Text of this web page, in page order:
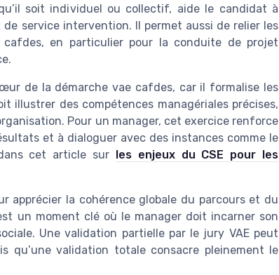
soit individuel ou collectif, aide le candidat à
service intervention. Il permet aussi de relier les
en particulier pour la conduite de projet
de la démarche vae cafdes, car il formalise les
illustrer des compétences managériales précises,
Pour un manager, cet exercice renforce
et à dialoguer avec des instances comme le
cet article sur les enjeux du CSE pour les
apprécier la cohérence globale du parcours et du
un moment clé où le manager doit incarner son
Une validation partielle par le jury VAE peut
qu’une validation totale consacre pleinement le